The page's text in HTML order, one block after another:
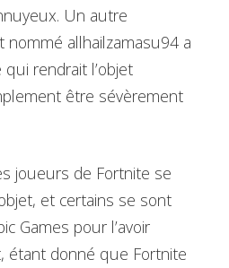
Un autre
nommé allhailzamasu94 a
rendrait l’objet
être sévèrement
joueurs de Fortnite se
et certains se sont
Games pour l’avoir
étant donné que Fortnite